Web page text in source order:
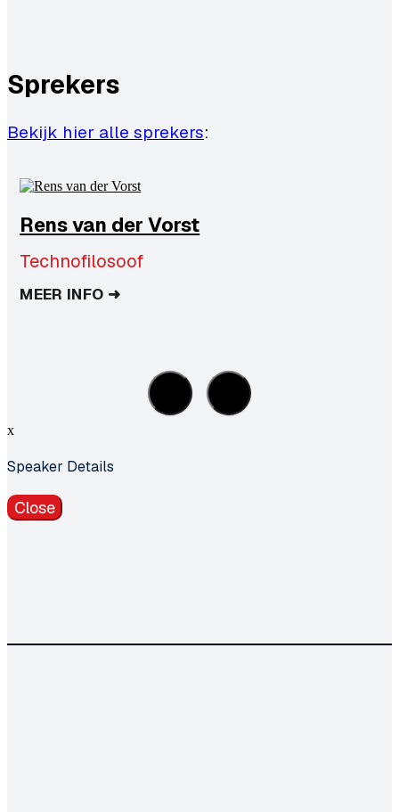
Sprekers
Bekijk hier alle sprekers:
Rens van der Vorst
Technofilosoof
MEER INFO ➜
x
Speaker Details
Close